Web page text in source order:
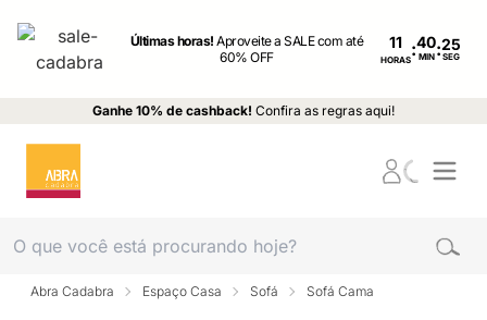
Últimas horas!Aproveite a SALE com até
60% OFF
11
HORAS: MIN : SEG
Ganhe 10% de cashback! Confira as regras aqui!
Abra Cadabra Espaço Casa Sofá Sofá Cama